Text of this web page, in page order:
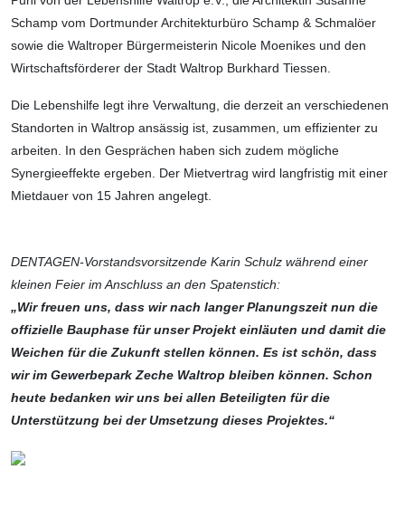
Schamp vom Dortmunder Architekturbüro Schamp & Schmalöer
sowie die Waltroper Bürgermeisterin Nicole Moenikes und den
Wirtschaftsförderer der Stadt Waltrop Burkhard Tiessen.
Die Lebenshilfe legt ihre Verwaltung, die derzeit an verschiedenen
Standorten in Waltrop ansässig ist, zusammen, um effizienter zu
arbeiten. In den Gesprächen haben sich zudem mögliche
Synergieeffekte ergeben. Der Mietvertrag wird langfristig mit einer
Mietdauer von 15 Jahren angelegt.
DENTAGEN-Vorstands­vorsitzende Karin Schulz während einer
kleinen Feier im Anschluss an den Spatenstich:
„Wir freuen uns, dass wir nach langer Planungszeit nun die
offizielle Bauphase für unser Projekt einläuten und damit die
Weichen für die Zukunft stellen können. Es ist schön, dass
wir im Gewerbe­park Zeche Waltrop bleiben können. Schon
heute bedanken wir uns bei allen Beteiligten für die
Unterstützung bei der Umsetzung dieses Projektes.“